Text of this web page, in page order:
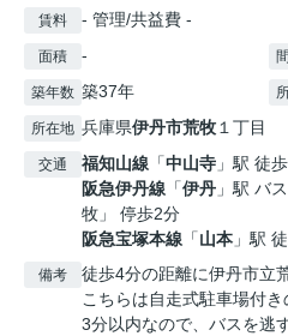
賃料 - 管理/共益費 -
面積 -
築年数 築37年
所在地 兵庫県伊丹市荒牧 １丁目
交通 福知山線 「中山寺 」駅 徒
阪急伊丹線 「伊丹 」駅 バ
牧」 停歩2分
阪急宝塚本線 「山本 」駅
備考
徒歩4分の距離に伊丹市立
こちらは自走式駐車場付
3分以内なので、バスを逃